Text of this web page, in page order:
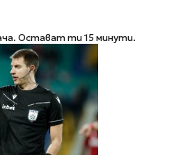
Остават ти 15 минути.